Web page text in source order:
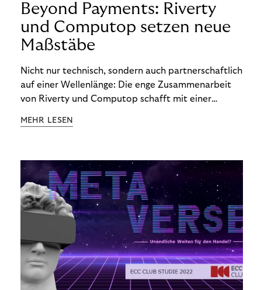
Beyond Payments: Riverty
und Computop setzen neue
Maßstäbe
Nicht nur technisch, sondern auch partnerschaftlich
auf einer Wellenlänge: Die enge Zusammenarbeit
von Riverty und Computop schafft mit einer
Zahlungsabwicklung echte Mehrwerte für Händler.
MEHR LESEN